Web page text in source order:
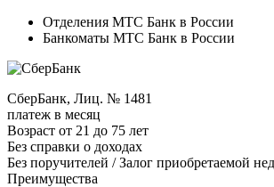
Отделения МТС Банк в России
Банкоматы МТС Банк в России
СберБанк, Лиц. № 1481
платеж в месяц
Возраст от 21 до 75 лет
Без справки о доходах
Без поручителей / Залог приобретаемой
Преимущества